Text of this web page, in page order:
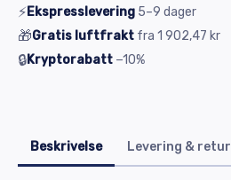
⚡Ekspresslevering 5–9 dager
🎁Gratis luftfrakt fra 1 902,47 kr
🔒Kryptorabatt −10%
Beskrivelse Levering & retur